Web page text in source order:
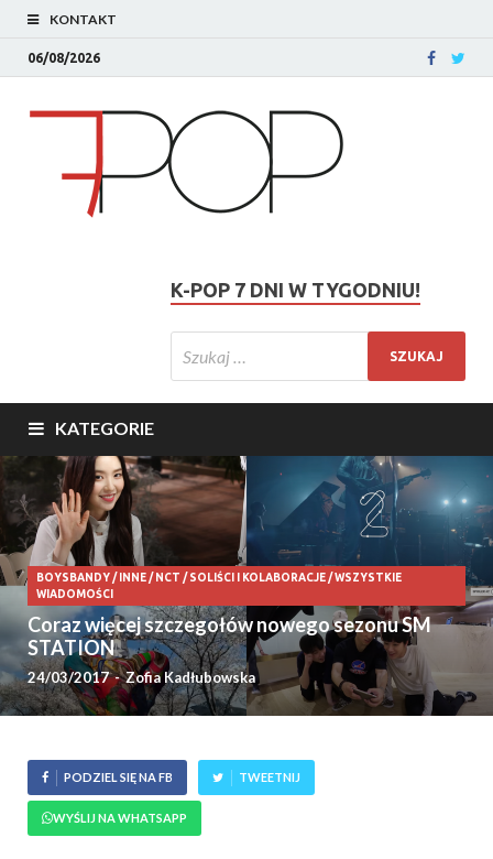
KONTAKT
06/08/2026
K-POP 7 DNI W TYGODNIU!
KATEGORIE
BOYSBANDY/ INNE/ NCT /SOLIŚCI I KOLABORACJE/WSZYSTKIE
WIADOMOŚCI
Coraz więcej szczegołów nowego sezonu SM
STATION
24/03/2017-Zofia Kadłubowska
PODZIEL SIĘ NA FB TWEETNIJ
WYŚLIJ NA WHATSAPP